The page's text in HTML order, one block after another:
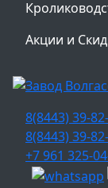
Акции и
8(8443) 39-
8(8443) 39-
+7 961 325-